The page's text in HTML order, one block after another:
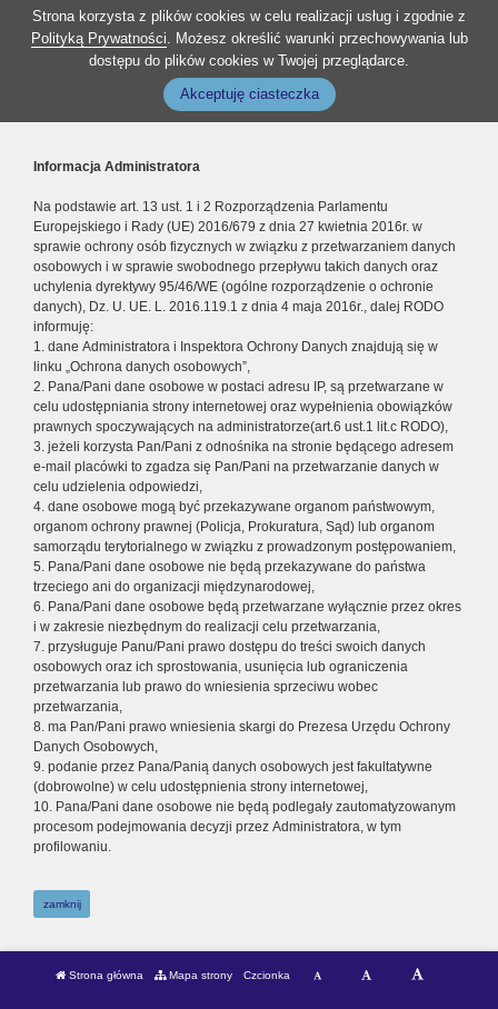
Strona korzysta z plików cookies w celu realizacji usług i zgodnie z
Polityką Prywatności. Możesz określić warunki przechowywania lub
dostępu do plików cookies w Twojej przeglądarce.
Akceptuję ciasteczka
Informacja Administratora
Na podstawie art. 13 ust. 1 i 2 Rozporządzenia Parlamentu
Europejskiego i Rady (UE) 2016/679 z dnia 27 kwietnia 2016r. w
sprawie ochrony osób fizycznych w związku z przetwarzaniem danych
osobowych i w sprawie swobodnego przepływu takich danych oraz
uchylenia dyrektywy 95/46/WE (ogólne rozporządzenie o ochronie
danych), Dz. U. UE. L. 2016.119.1 z dnia 4 maja 2016r., dalej RODO
informuję:
1. dane Administratora i Inspektora Ochrony Danych znajdują się w
linku „Ochrona danych osobowych”,
2. Pana/Pani dane osobowe w postaci adresu IP, są przetwarzane w
celu udostępniania strony internetowej oraz wypełnienia obowiązków
prawnych spoczywających na administratorze(art.6 ust.1 lit.c RODO),
3. jeżeli korzysta Pan/Pani z odnośnika na stronie będącego adresem
e-mail placówki to zgadza się Pan/Pani na przetwarzanie danych w
celu udzielenia odpowiedzi,
4. dane osobowe mogą być przekazywane organom państwowym,
organom ochrony prawnej (Policja, Prokuratura, Sąd) lub organom
samorządu terytorialnego w związku z prowadzonym postępowaniem,
5. Pana/Pani dane osobowe nie będą przekazywane do państwa
trzeciego ani do organizacji międzynarodowej,
6. Pana/Pani dane osobowe będą przetwarzane wyłącznie przez okres
i w zakresie niezbędnym do realizacji celu przetwarzania,
7. przysługuje Panu/Pani prawo dostępu do treści swoich danych
osobowych oraz ich sprostowania, usunięcia lub ograniczenia
przetwarzania lub prawo do wniesienia sprzeciwu wobec
przetwarzania,
8. ma Pan/Pani prawo wniesienia skargi do Prezesa Urzędu Ochrony
Danych Osobowych,
9. podanie przez Pana/Panią danych osobowych jest fakultatywne
(dobrowolne) w celu udostępnienia strony internetowej,
10. Pana/Pani dane osobowe nie będą podlegały zautomatyzowanym
procesom podejmowania decyzji przez Administratora, w tym
profilowaniu.
zamknij
Strona główna Mapa strony Czcionka